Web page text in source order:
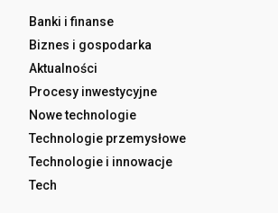
Banki i finanse
Biznes i gospodarka
Aktualności
Procesy inwestycyjne
Nowe technologie
Technologie przemysłowe
Technologie i innowacje
Tech